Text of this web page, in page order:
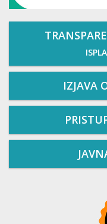
IZJAVA